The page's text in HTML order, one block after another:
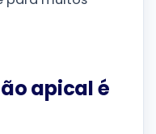
apical é